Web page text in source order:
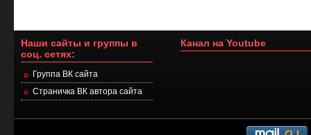
Наши сайты и группы в
соц. сетях:
Группа ВК сайта
Страничка ВК автора сайта
Канал на Youtube